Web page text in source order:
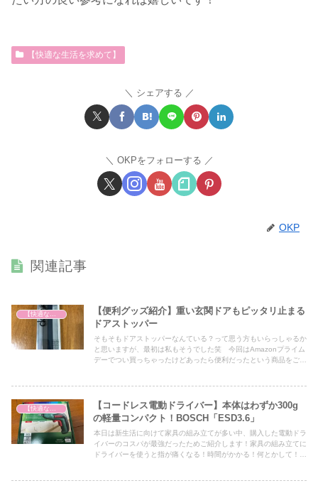
【快適な生活を求めて】
シェアする
OKPをフォローする
OKP
関連記事
【快適な生活を求めて】
【便利グッズ紹介】重い玄関ドアもピッタリ止まる
ドアストッパー
そもそもドアストッパーなんている？って思う方もいらっしゃるか
と思いますが、最初は私もそうでした笑 今回はAmazonプライム
デーでつい買っちゃったけどあったら便利だったという商品をご紹
【コードレス電動ドライバー】本体はわずか300g
の軽量コンパクト！BOSCH「ESD3.6」
本日は新生活に向けて家具の組み立てが多い中、購入した電動ドラ
イバーのコスパが最強だったためご紹介します！家具の組み立てに
ドライバーを使うと指が痛くなる！時間がかかる！何とかして！と